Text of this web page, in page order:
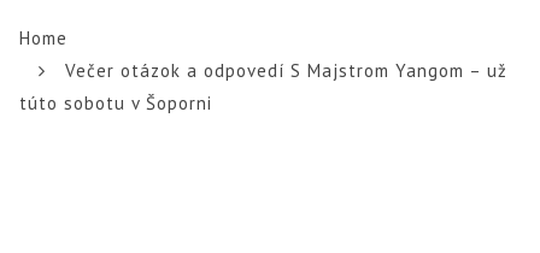
Home
Večer otázok a odpovedí S Majstrom Yangom – už
túto sobotu v Šoporni